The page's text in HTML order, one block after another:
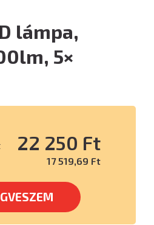
lámpa,
5×
22 250 Ft
17 519,69 Ft